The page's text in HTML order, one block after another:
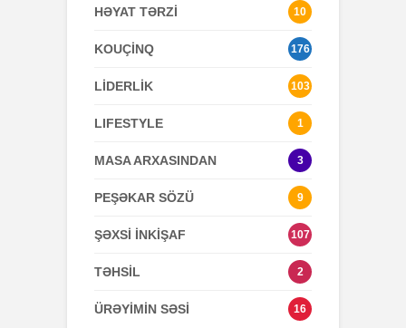
HƏYAT TƏRZİ 10
KOUÇİNQ 176
LİDERLİK 103
LIFESTYLE 1
MASA ARXASINDAN 3
PEŞƏKAR SÖZÜ 9
ŞƏXSİ İNKİŞAF 107
TƏHSİL 2
ÜRƏYİMİN SƏSİ 16